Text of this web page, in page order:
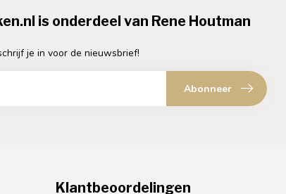
is onderdeel van Rene Houtman
je in voor de nieuwsbrief!
Abonneer
Klantbeoordelingen